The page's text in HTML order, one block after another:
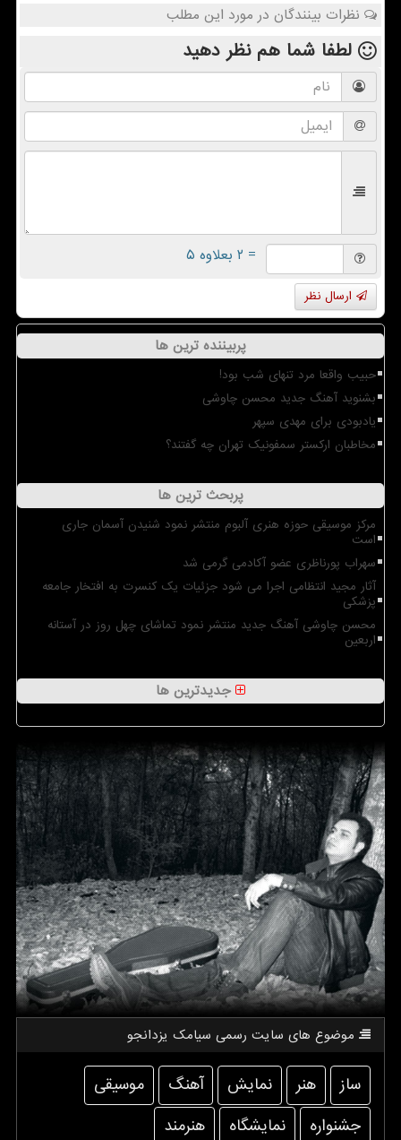
نظرات بینندگان در مورد این مطلب
لطفا شما همنظر دهید
= ۲ بعلاوه ۵
ارسال نظر
پربیننده ترین ها
حبیب واقعا مرد تنهای شب بود!
بشنوید آهنگ جدید محسن چاوشی
یادبودی برای مهدی سپهر
مخاطبان ارکستر سمفونیک تهران چه گفتند؟
پربحث ترین ها
مرکز موسیقی حوزه هنری آلبوم منتشر نمود شنیدن آسمان جاری
است
سهراب پورناظری عضو آکادمی گرمی شد
آثار مجید انتظامی اجرا می شود جزئیات یک کنسرت به افتخار جامعه
پزشکی
محسن چاوشی آهنگ جدید منتشر نمود تماشای چهل روز در آستانه
اربعین
جدیدترین ها
موضوع های سایت رسمی سیامك یزدانجو
ساز هنر نمایش آهنگ
موسیقی
جشنواره
نمایشگاه هنرمند